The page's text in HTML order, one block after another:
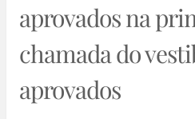
aprovados na
chamada do
aprovados